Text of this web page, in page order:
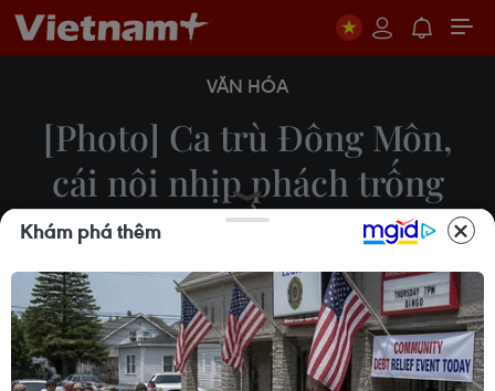
VĂN HÓA
[Photo] Ca trù Đông Môn,
cái nôi nhịp phách trống
chầu
16/02/2021 00:00
Làng Đông Môn - xã Hòa Bình, huyện Thủy
Nguyên, thành phố Hải Phòng, được biết đến như
Khám phá thêm